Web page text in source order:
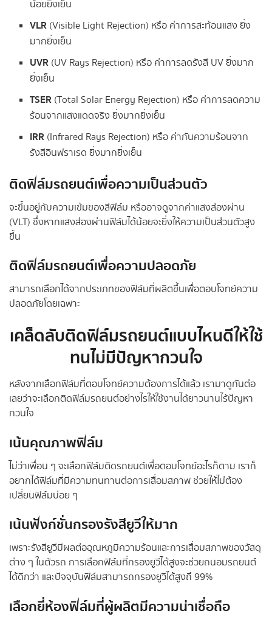
น้อยยิ่งเย็น
VLR (Visible Light Rejection) หรือ ค่าการสะท้อนแสง ยิ่ง
มากยิ่งเย็น
UVR (UV Rays Rejection) หรือ ค่าการลดรังสี UV ยิ่งมาก
ยิ่งเย็น
TSER (Total Solar Energy Rejection) หรือ ค่าการลดความ
ร้อนจากแสงแดดจริง ยิ่งมากยิ่งเย็น
IRR (Infrared Rays Rejection) หรือ ค่ากันความร้อนจาก
รังสีอินฟราเรด ยิ่งมากยิ่งเย็น
ติดฟิล์มรถยนต์เพื่อความเป็นส่วนตัว
จะขึ้นอยู่กับความเข้มของสีฟิล์ม หรืออาจดูจากค่าแสงส่องผ่าน
(VLT) ซึ่งหากแสงส่องผ่านฟิล์มได้น้อยจะยิ่งให้ความเป็นส่วนตัวสูง
ขึ้น
ติดฟิล์มรถยนต์เพื่อความปลอดภัย
สามารถเลือกได้จากประเภทของฟิล์มที่ผลิตขึ้นเพื่อตอบโจทย์ความ
ปลอดภัยโดยเฉพาะ
เคล็ดลับติดฟิล์มรถยนต์แบบไหนดีให้ใช้
ทนไม่มีปัญหากวนใจ
หลังจากเลือกฟิล์มที่ตอบโจทย์ความต้องการได้แล้ว เรามาดูกันต่อ
เลยว่าจะเลือกติดฟิล์มรถยนต์อย่างไรให้ใช้งานได้ยาวนานไร้ปัญหา
กวนใจ
เน้นคุณภาพฟิล์ม
ไม่ว่าเพื่อน ๆ จะเลือกฟิล์มติดรถยนต์เพื่อตอบโจทย์อะไรก็ตาม เราก็
อยากได้ฟิล์มที่มีความทนทานต่อการเสื่อมสภาพ ช่วยให้ไม่ต้อง
เปลี่ยนฟิล์มบ่อย ๆ
เน้นฟังก์ชั่นกรองรังสียูวีให้มาก
เพราะรังสียูวีมีผลต่ออุณหภูมิความร้อนและการเสื่อมสภาพของวัสดุ
ต่าง ๆ ในตัวรถ การเลือกฟิล์มที่กรองยูวีได้สูงจะช่วยถนอมรถยนต์
ได้ดีกว่า และปัจจุบันฟิล์มสามารถกรองยูวีได้สูงถึ 99%
เลือกยี่ห้องฟิล์มที่ผู้ผลิตมีความน่าเชื่อถือ